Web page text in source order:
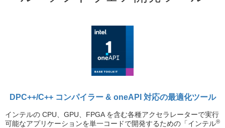
DPC++/C++ コンパイラー & oneAPI 対応の最適化ツール
インテルの CPU、GPU、FPGA を含む各種アクセラレーターで実行
可能なアプリケーションを単一コードで開発するための「インテル®